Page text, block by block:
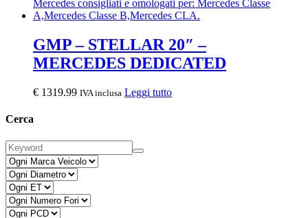
GMP – STELLAR 20″ –
MERCEDES DEDICATED
€ 1319.99 IVA inclusa Leggi tutto
Cerca